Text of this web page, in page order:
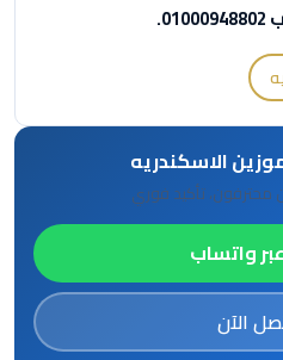
الاسكندريه
محترفون، تأكيد فوري
واتساب
الآن